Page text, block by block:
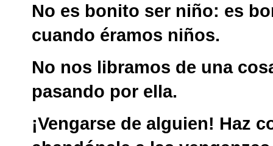
No es bonito ser niño: es
cuando éramos niños.
No nos libramos de una
pasando por ella.
¡Vengarse de alguien! Haz